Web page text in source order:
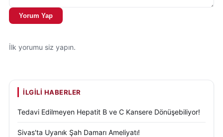
Yorum Yap
İlk yorumu siz yapın.
İLGILI HABERLER
Tedavi Edilmeyen Hepatit B ve C Kansere Dönüşebiliyor!
Sivas'ta Uyanık Şah Damarı Ameliyatı!